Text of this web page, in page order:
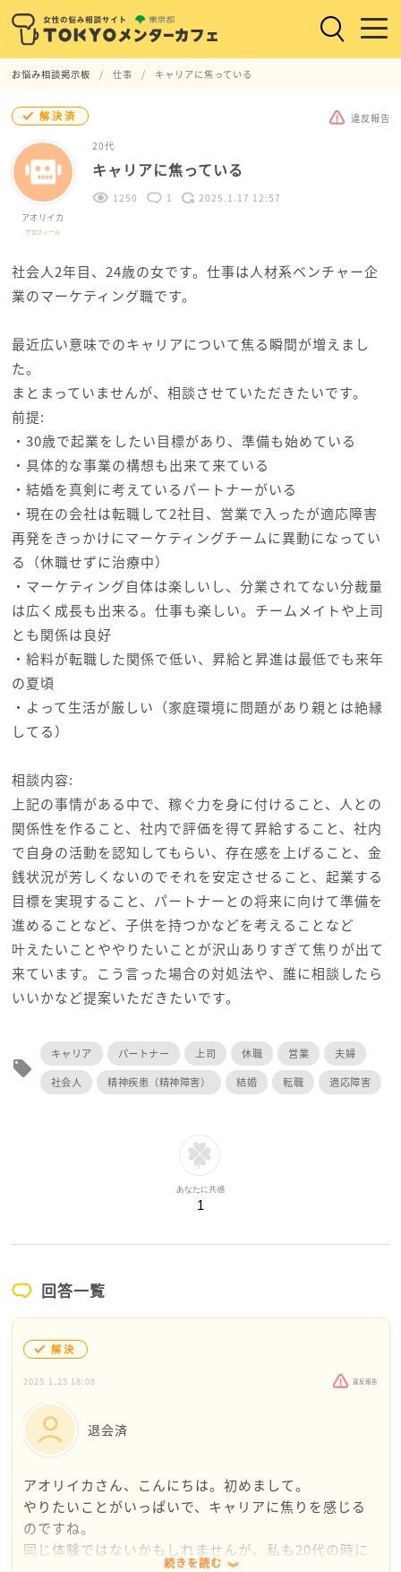
お悩み相談掲示板 仕事 キャリアに焦っている
解決済 違反報告
アオリイカ
プロフィール
20代
キャリアに焦っている
1250 1 2025.1.17 12:57
社会人2年目、24歳の女です。仕事は人材系ベンチャー企
業のマーケティング職です。
最近広い意味でのキャリアについて焦る瞬間が増えまし
た。
まとまっていませんが、相談させていただきたいです。
前提:
・30歳で起業をしたい目標があり、準備も始めている
・具体的な事業の構想も出来て来ている
・結婚を真剣に考えているパートナーがいる
・現在の会社は転職して2社目、営業で入ったが適応障害
再発をきっかけにマーケティングチームに異動になってい
る（休職せずに治療中）
・マーケティング自体は楽しいし、分業されてない分裁量
は広く成長も出来る。仕事も楽しい。チームメイトや上司
とも関係は良好
・給料が転職した関係で低い、昇給と昇進は最低でも来年
の夏頃
・よって生活が厳しい（家庭環境に問題があり親とは絶縁
してる）
相談内容:
上記の事情がある中で、稼ぐ力を身に付けること、人との
関係性を作ること、社内で評価を得て昇給すること、社内
で自身の活動を認知してもらい、存在感を上げること、金
銭状況が芳しくないのでそれを安定させること、起業する
目標を実現すること、パートナーとの将来に向けて準備を
進めることなど、子供を持つかなどを考えることなど
叶えたいことややりたいことが沢山ありすぎて焦りが出て
来ています。こう言った場合の対処法や、誰に相談したら
いいかなど提案いただきたいです。
local_offer
キャリア パートナー 上司 休職 営業
夫婦
社会人
精神疾患（精神障害） 結婚 転職 適応障害
あなたに共感
1
回答一覧
解決
2025.1.25 18:08 違反報告
退会済
アオリイカさん、こんにちは。初めまして。
やりたいことがいっぱいで、キャリアに焦りを感じる
のですね。
同じ体験ではないかもしれませんが、私も20代の時に
続きを読む